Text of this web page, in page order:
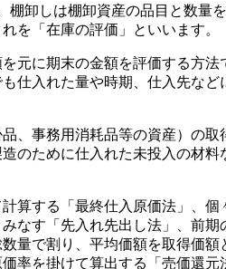
卸しは棚卸資産の品目と数量
を「在庫の評価」といいます。
元に期末の金額を評価する方
仕入れた量や時期、仕入先な
、事務用消耗品等の資産）の
のために仕入れた未投入の材
算する「最終仕入原価法」、
なす「先入れ先出し法」、前
量で割り、平均価額を取得価
率を掛けて算出する「売価還元